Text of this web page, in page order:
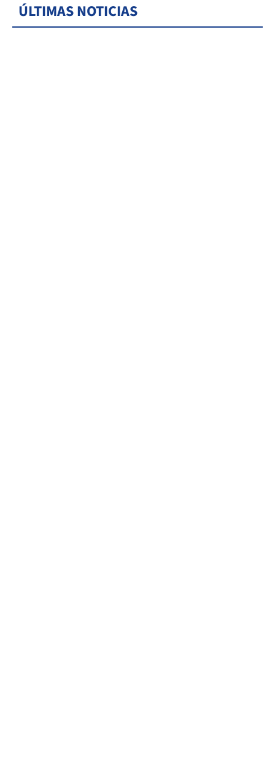
ÚLTIMAS NOTICIAS